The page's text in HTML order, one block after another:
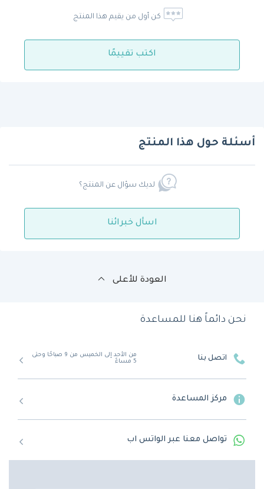
كن أول من يقيم هذا المنتج
اكتب تقييمًا
أسئلة حول هذا المنتج
لديك سؤال عن المنتج؟
اسأل خبرائنا
العودة للأعلى
نحن دائماً هنا للمساعدة
اتصل بنا
من الأحد إلى الخميس من 9 صباحًا وحتى
5 مساءً
مركز المساعدة
تواصل معنا عبر الواتس اب